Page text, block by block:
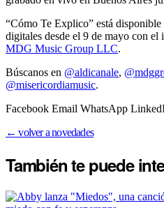
“Cómo Te Explico” está disponible
digitales desde el 9 de mayo con el
MDG Music Group LLC.
Búscanos en @aldicanale,
@misericordiamusic.
Facebook Email WhatsApp
← volver a novedades
También te puede